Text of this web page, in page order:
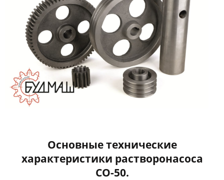
Основные технические
характеристики растворонасоса
СО-50.